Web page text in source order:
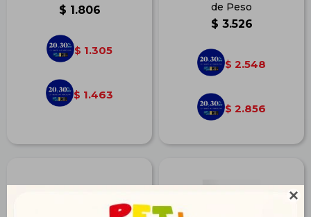

$ 1.806
$ 1.305
$ 1.463
de Peso
$ 3.526
$ 2.548
$ 2.856